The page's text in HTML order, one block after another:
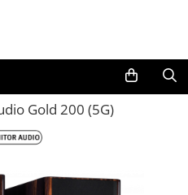
Gold 200 (5G)